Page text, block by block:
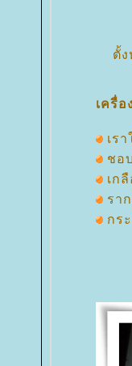
ตั้
เครื่อ
เร
ชอ
เก
รา
กร